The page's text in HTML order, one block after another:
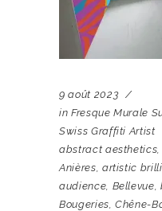
9 août 2023
in Fresque Murale
Swiss Graffiti Artist
abstract aesthetics,
Anières, artistic
audience, Bellevue,
Bougeries,Chêne-